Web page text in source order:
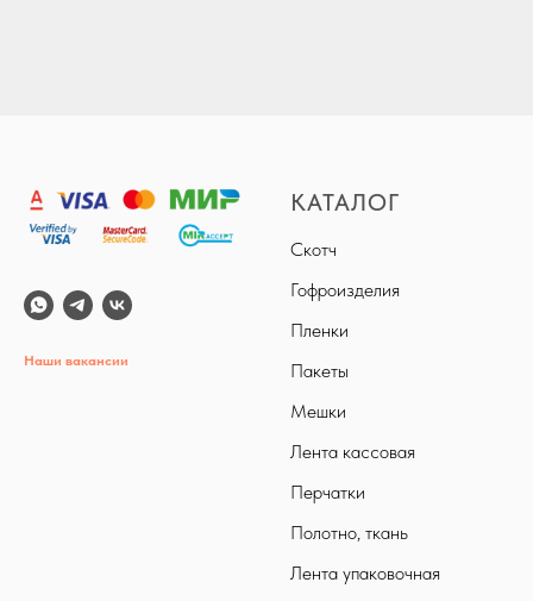
Наши вакансии
КАТАЛОГ
Скотч
Гофроизделия
Пленки
Пакеты
Мешки
Лента кассовая
Перчатки
Полотно, ткань
Лента упаковочная